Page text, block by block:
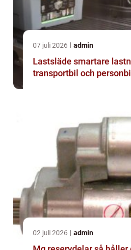
07 juli 2026 admin
Lastsläde smartare lastning i pickup,
transportbil och personbil
02 juli 2026 admin